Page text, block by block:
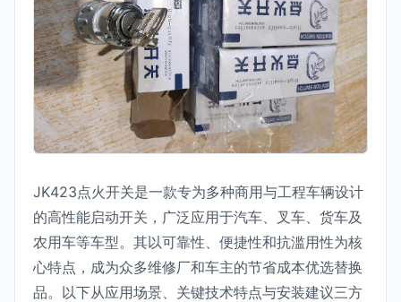
JK423点火开关是一款专为多种商用与工程车辆设计
的高性能启动开关，广泛应用于汽车、叉车、货车及
农用车等车型。其以可靠性、便捷性和抗滥用性为核
心特点，成为众多维修厂和车主的节省成本优选替换
品。以下从应用场景、关键技术特点与安装建议三方